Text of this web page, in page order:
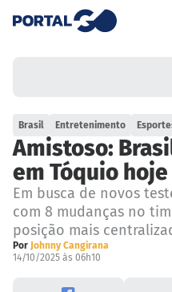
Brasil Entretenimento
Amistoso:
em Tóquio hoje
Em busca de novos
com 8 mudanças no
posição mais
Por Johnny Cangirana
14/10/2025 às 06h10